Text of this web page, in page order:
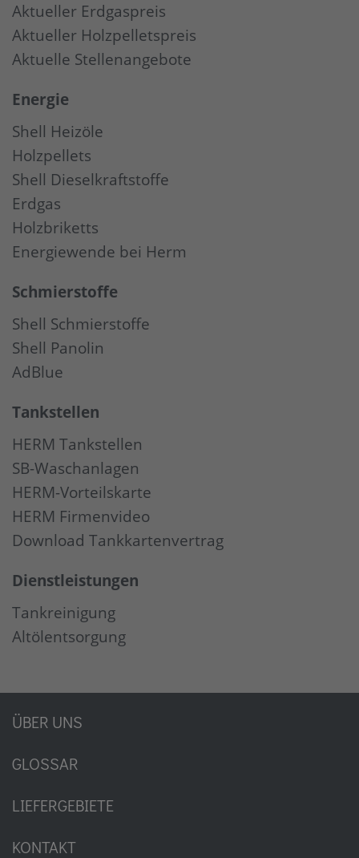
Aktueller Erdgaspreis
Aktueller Holzpelletspreis
Aktuelle Stellenangebote
Energie
Shell Heizöle
Holzpellets
Shell Dieselkraftstoffe
Erdgas
Holzbriketts
Energiewende bei Herm
Schmierstoffe
Shell Schmierstoffe
Shell Panolin
AdBlue
Tankstellen
HERM Tankstellen
SB-Waschanlagen
HERM-Vorteilskarte
HERM Firmenvideo
Download Tankkartenvertrag
Dienstleistungen
Tankreinigung
Altölentsorgung
ÜBER UNS
GLOSSAR
LIEFERGEBIETE
KONTAKT